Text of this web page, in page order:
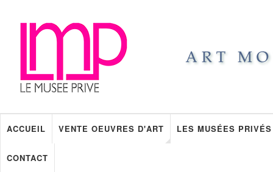
ACCUEIL VENTE OEUVRES D'ART LES MUSÉES PRIVÉS
CONTACT